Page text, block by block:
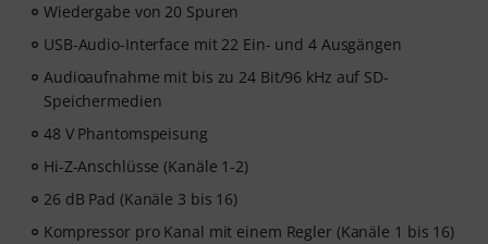
Wiedergabe von 20 Spuren
USB-Audio-Interface mit 22 Ein- und 4 Ausgängen
Audioaufnahme mit bis zu 24 Bit/96 kHz auf SD-
Speichermedien
48 V Phantomspeisung
Hi-Z-Anschlüsse (Kanäle 1-2)
26 dB Pad (Kanäle 3 bis 16)
Kompressor pro Kanal mit einem Regler (Kanäle 1 bis 16)